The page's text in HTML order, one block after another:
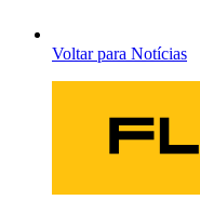
Voltar para Notícias